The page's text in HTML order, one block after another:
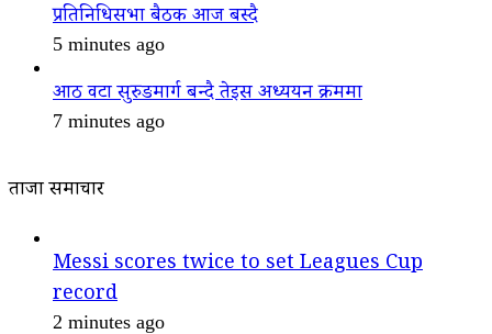
प्रतिनिधिसभा बैठक आज बस्दै
5 minutes ago
आठ वटा सुरुङमार्ग बन्दै तेइस अध्ययन क्रममा
7 minutes ago
ताजा समाचार
Messi scores twice to set Leagues Cup
record
2 minutes ago